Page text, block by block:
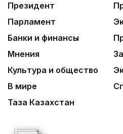
Президент
Парламент
Банки и финансы
Мнения
Культура и общество
В мире
Таза Казахстан